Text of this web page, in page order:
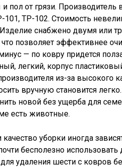
пол от грязи. Производитель
ТР-102. Стоимость
снабжено двумя или
позволяет эффективнее
— по ковру придется
легкий, корпус
из-за высокого
вручную становится
новой без ущерба для
есть животные.
уборки иногда
бесполезно использовать
удаления шести с ковров